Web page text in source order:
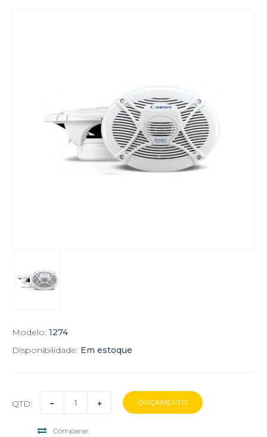
Modelo: 1274
Disponibilidade: Em estoque
QTD:
Comparar